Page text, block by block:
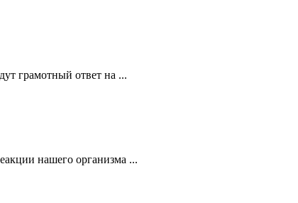
грамотный ответ на ...
нашего организма ...